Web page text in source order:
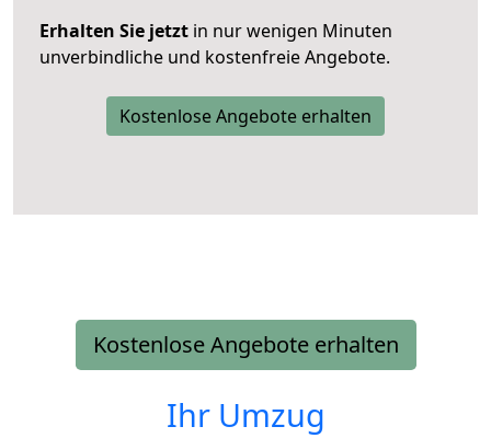
Erhalten Sie jetzt in nur wenigen Minuten
unverbindliche und kostenfreie Angebote.
Kostenlose Angebote erhalten
Kostenlose Angebote erhalten
Ihr Umzug